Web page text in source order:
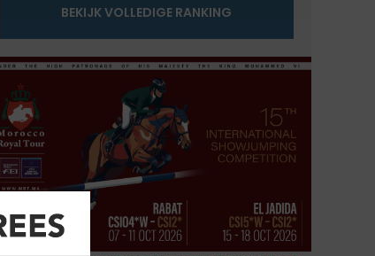
BEKIJK VOLLEDIGE RANKING